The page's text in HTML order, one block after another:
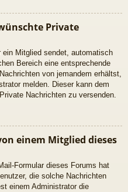
Private
Mitglied sendet, automatisch
Bereich eine entsprechende
von jemandem erhältst,
melden. Dieser kann dem
Nachrichten zu versenden.
einem Mitglied dieses
Formular dieses Forums hat
die solche Nachrichten
einem Administrator die